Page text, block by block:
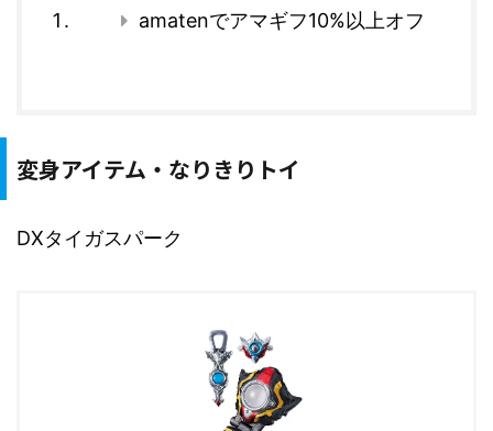
amatenでアマギフ10%以上オフ
変身アイテム・なりきりトイ
DXタイガスパーク